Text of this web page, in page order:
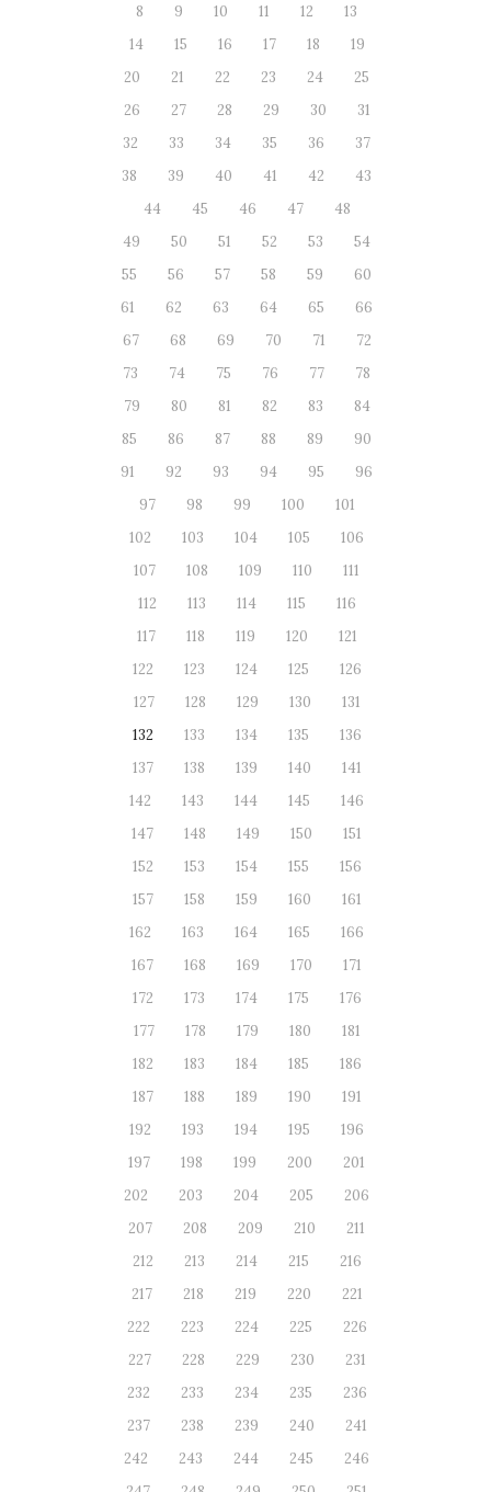
8
9 10 11 12
13
14
15 16 17 18
19
20
21 22 23 24
25
26
27 28 29 30
31
32
33 34 35 36
37
38
39 40 41 42
43
44
45 46 47
48
49
50 51 52 53
54
55
56 57 58 59
60
61
62 63 64 65
66
67
68 69 70 71
72
73
74 75 76 77
78
79
80 81 82 83
84
85
86 87 88 89
90
91
92 93 94 95
96
97
98 99 100
101
102
103 104 105
106
107
108 109 110
111
112
113 114 115
116
117
118 119 120
121
122
123 124 125
126
127
128 129 130
131
132
133 134 135
136
137
138 139 140
141
142
143 144 145
146
147
148 149 150
151
152
153 154 155
156
157
158 159 160
161
162
163 164 165
166
167
168 169 170
171
172
173 174 175
176
177
178 179 180
181
182
183 184 185
186
187
188 189 190
191
192
193 194 195
196
197
198 199 200
201
202
203 204 205
206
207
208 209 210
211
212
213 214 215
216
217
218 219 220
221
222
223 224 225
226
227
228 229 230
231
232
233 234 235
236
237
238 239 240
241
242
243 244 245
246